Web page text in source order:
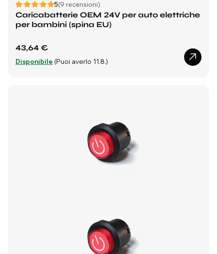
5(9 recensioni)
Caricabatterie OEM 24V per auto elettriche
per bambini (spina EU)
43,64 €
Disponibile (Puoi averlo 11.8.)